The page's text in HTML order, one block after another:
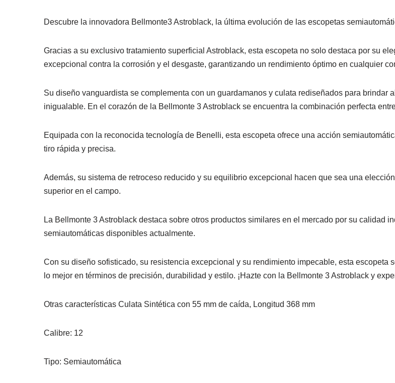
Descubre la innovadora Bellmonte3 Astroblack, la última evolución de las escopetas
Gracias a su exclusivo tratamiento superficial Astroblack, esta escopeta no solo destaca por su
excepcional contra la corrosión y el desgaste, garantizando un rendimiento óptimo en cualquier
Su diseño vanguardista se complementa con un guardamanos y culata rediseñados para brindar
inigualable. En el corazón de la Bellmonte 3 Astroblack se encuentra la combinación perfecta
Equipada con la reconocida tecnología de Benelli, esta escopeta ofrece una acción
tiro rápida y precisa.
Además, su sistema de retroceso reducido y su equilibrio excepcional hacen que sea una
superior en el campo.
La Bellmonte 3 Astroblack destaca sobre otros productos similares en el mercado por su calidad
semiautomáticas disponibles actualmente.
Con su diseño sofisticado, su resistencia excepcional y su rendimiento impecable, esta
lo mejor en términos de precisión, durabilidad y estilo. ¡Hazte con la Bellmonte 3 Astroblack y
Otras características Culata Sintética con 55 mm de caída, Longitud 368 mm
Calibre: 12
Tipo: Semiautomática